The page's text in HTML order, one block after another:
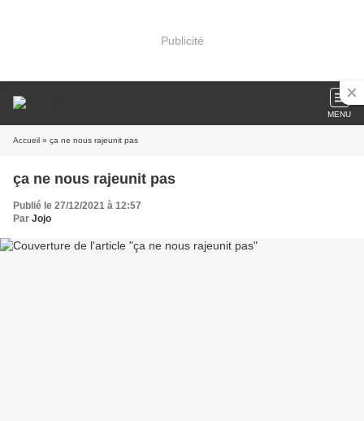
Publicité
MENU
Accueil » ça ne nous rajeunit pas
ça ne nous rajeunit pas
Publié le 27/12/2021 à 12:57
Par Jojo